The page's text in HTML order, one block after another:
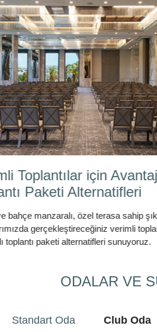
Bisikletle Bölgenin
Keşfedin
Bisikletle Bölge güzelliklerini keşfedin
ODALAR VE
Standart Oda Club Oda